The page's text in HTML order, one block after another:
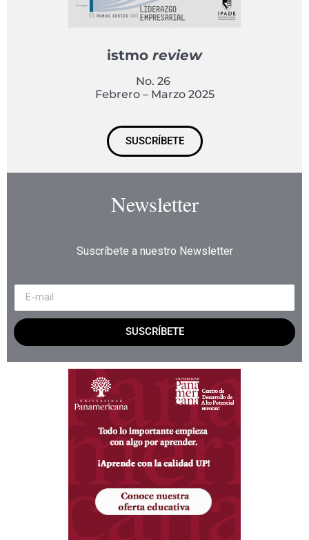
istmo review
No. 26
Febrero – Marzo 2025
SUSCRÍBETE
Newsletter
Suscríbete a nuestro Newsletter
SUSCRÍBETE